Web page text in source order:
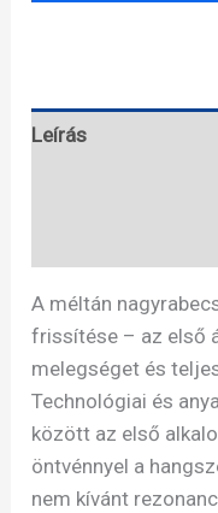
Leírás
A méltán
frissítése – az első
melegséget és
Technológiai és
között az első
öntvénnyel a
nem kívánt